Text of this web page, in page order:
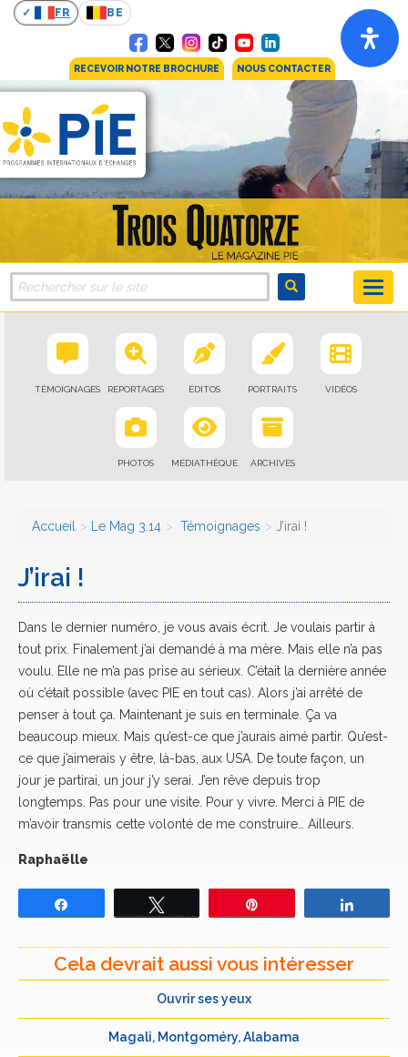
FR BE
RECEVOIR NOTRE BROCHURE NOUS CONTACTER
TÉMOIGNAGES REPORTAGES ÉDITOS PORTRAITS VIDÉOS
PHOTOS MÉDIATHÈQUE ARCHIVES
Accueil Le Mag 3.14 Témoignages J’irai !
J’irai !
Dans le dernier numéro, je vous avais écrit. Je voulais partir à
tout prix. Finalement j’ai demandé à ma mère. Mais elle n’a pas
voulu. Elle ne m’a pas prise au sérieux. C’était la dernière année
où c’était possible (avec PIE en tout cas). Alors j’ai arrêté de
penser à tout ça. Maintenant je suis en terminale. Ça va
beaucoup mieux. Mais qu’est-ce que j’aurais aimé partir. Qu’est-
ce que j’aimerais y être, là-bas, aux USA. De toute façon, un
jour je partirai, un jour j’y serai. J’en rêve depuis trop
longtemps. Pas pour une visite. Pour y vivre. Merci à PIE de
m’avoir transmis cette volonté de me construire… Ailleurs.
Raphaëlle
Cela devrait aussi vous intéresser
Ouvrir ses yeux
Magali, Montgoméry, Alabama